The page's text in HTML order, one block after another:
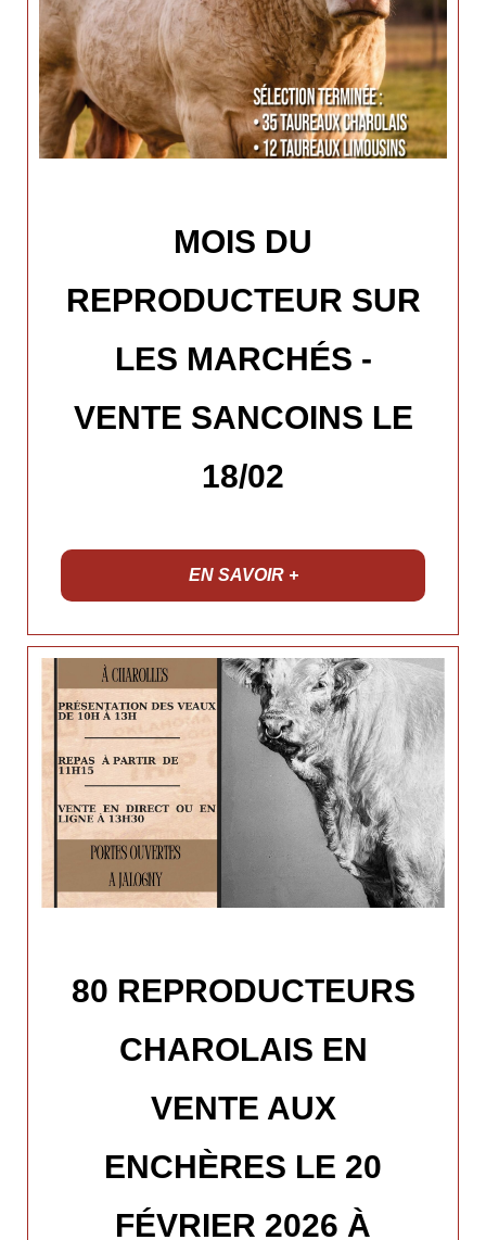
MOIS DU
REPRODUCTEUR SUR
LES MARCHÉS -
VENTE SANCOINS LE
18/02
EN SAVOIR +
80 REPRODUCTEURS
CHAROLAIS EN
VENTE AUX
ENCHÈRES LE 20
FÉVRIER 2026 À